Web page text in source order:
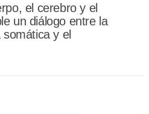
el cerebro y el
un diálogo entre la
somática y el